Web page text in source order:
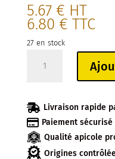
5.67 € HT
6.80 € TTC
27 en stock
20ML
 Livraison rapide
 Paiement
Qualité apicole
Origines